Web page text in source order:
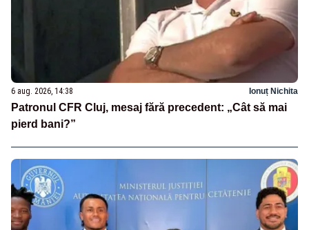
6 aug. 2026, 14:38 Ionuț Nichita
Patronul CFR Cluj, mesaj fără precedent: „Cât să mai
pierd bani?”